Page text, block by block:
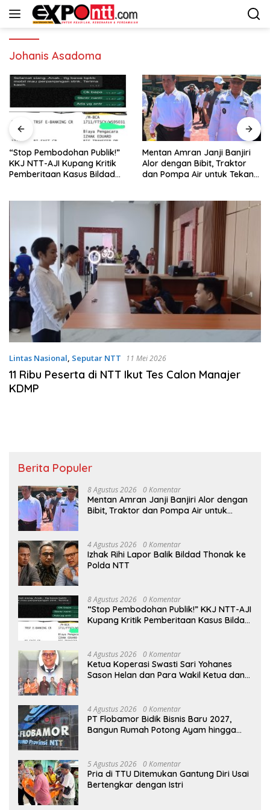
Langsung
Johanis Asadoma
“Stop Pembodohan Publik!”
KKJ NTT-AJI Kupang Kritik
Pemberitaan Kasus Bildad
Mentan Amran Janji Banjiri
Alor dengan Bibit, Traktor
dan Pompa Air untuk Tekan
Lintas Nasional, Seputar NTT 11 Mei 2026
11 Ribu Peserta di NTT Ikut Tes Calon Manajer
KDMP
Berita Populer
8 Agustus 2026 0 Komentar
Mentan Amran Janji Banjiri Alor dengan
Bibit, Traktor dan Pompa Air untuk
4 Agustus 2026 0 Komentar
Izhak Rihi Lapor Balik Bildad Thonak ke
Polda NTT
8 Agustus 2026 0 Komentar
“Stop Pembodohan Publik!” KKJ NTT-AJI
Kupang Kritik Pemberitaan Kasus Bildad
4 Agustus 2026 0 Komentar
Ketua Koperasi Swasti Sari Yohanes
Sason Helan dan Para Wakil Ketua dan
Menyambut Sukacita
4 Agustus 2026 0 Komentar
PT Flobamor Bidik Bisnis Baru 2027,
Bangun Rumah Potong Ayam hingga
5 Agustus 2026 0 Komentar
Pria di TTU Ditemukan Gantung Diri Usai
Bertengkar dengan Istri